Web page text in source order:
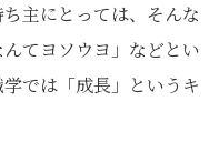
主にとっては、そんな
てヨソウヨ」などとい
では「成長」というキ